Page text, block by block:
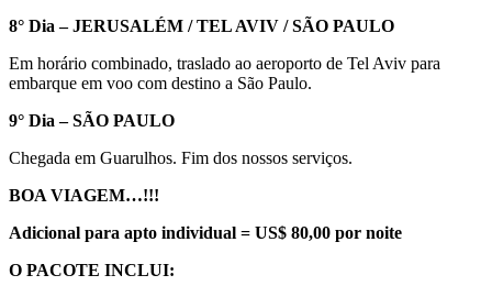
8° Dia – JERUSALÉM / TEL AVIV / SÃO PAULO
Em horário combinado, traslado ao aeroporto de Tel Aviv para
embarque em voo com destino a São Paulo.
9° Dia – SÃO PAULO
Chegada em Guarulhos. Fim dos nossos serviços.
BOA VIAGEM…!!!
Adicional para apto individual = US$ 80,00 por noite
O PACOTE INCLUI: